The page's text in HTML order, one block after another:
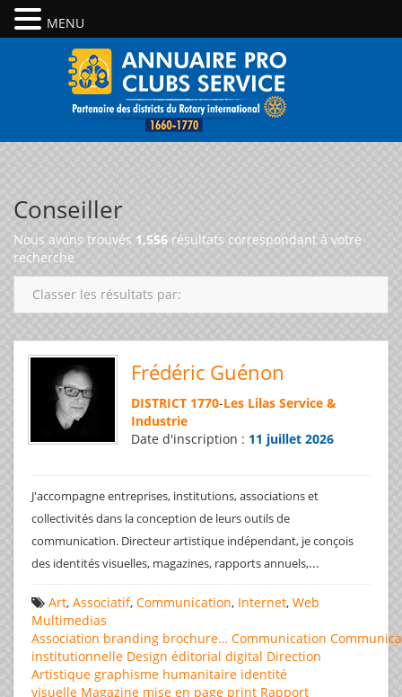
Conseiller
Nous avons trouvés 1,556 résultats correspondant à votre
recherche
Classer les résultats par:
Frédéric Guénon
DISTRICT 1770-Les Lilas Service &
Industrie
Date d'inscription : 11 juillet 2026
J'accompagne entreprises, institutions, associations et
collectivités dans la conception de leurs outils de
communication. Directeur artistique indépendant, je conçois
des identités visuelles, magazines, rapports annuels,...
Art, Associatif, Communication, Internet, Web
Multimedias
Association branding brochure… Communication
institutionnelle Design éditorial digital Direction
Artistique graphisme humanitaire identité
visuelle Magazine mise en page print Rapport
MENU